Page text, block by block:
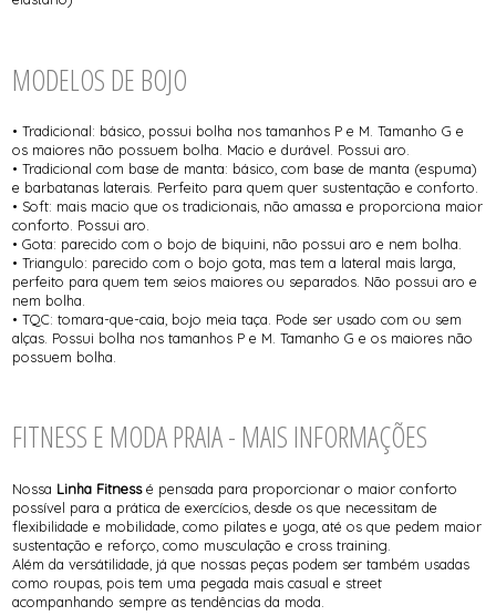
MODELOS DE BOJO
• Tradicional: básico, possui bolha nos tamanhos P e M. Tamanho G e
os maiores não possuem bolha. Macio e durável. Possui aro.
• Tradicional com base de manta: básico, com base de manta (espuma)
e barbatanas laterais. Perfeito para quem quer sustentação e conforto.
• Soft: mais macio que os tradicionais, não amassa e proporciona maior
conforto. Possui aro.
• Gota: parecido com o bojo de biquini, não possui aro e nem bolha.
• Triangulo: parecido com o bojo gota, mas tem a lateral mais larga,
perfeito para quem tem seios maiores ou separados. Não possui aro e
nem bolha.
• TQC: tomara-que-caia, bojo meia taça. Pode ser usado com ou sem
alças. Possui bolha nos tamanhos P e M. Tamanho G e os maiores não
possuem bolha.
FITNESS E MODA PRAIA - MAIS INFORMAÇÕES
Nossa Linha Fitnessé pensada para proporcionar o maior conforto
possível para a prática de exercícios, desde os que necessitam de
flexibilidade e mobilidade, como pilates e yoga, até os que pedem maior
sustentação e reforço, como musculação e cross training.
Além da versátilidade, já que nossas peças podem ser também usadas
como roupas, pois tem uma pegada mais casual e street
acompanhando sempre as tendências da moda.